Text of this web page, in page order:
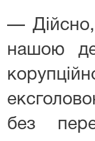
— Дійсно,
нашою
без